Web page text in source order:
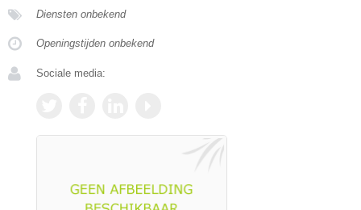
Diensten onbekend
Openingstijden onbekend
Sociale media: